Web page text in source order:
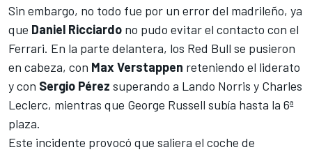
Sin embargo, no todo fue por un error del madrileño, ya
que Daniel Ricciardo no pudo evitar el contacto con el
Ferrari. En la parte delantera, los Red Bull se pusieron
en cabeza, con Max Verstappen reteniendo el liderato
y con Sergio Pérez superando a Lando Norris y Charles
Leclerc, mientras que George Russell subía hasta la 6ª
plaza.
Este incidente provocó que saliera el coche de